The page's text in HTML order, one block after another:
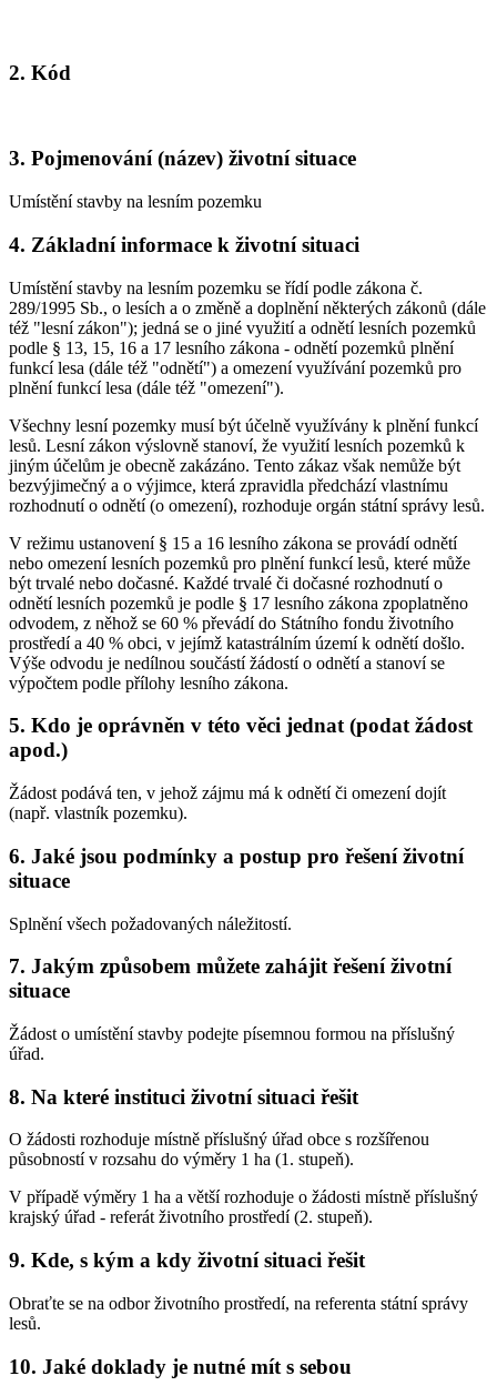
2. Kód
3. Pojmenování (název) životní situace
Umístění stavby na lesním pozemku
4. Základní informace k životní situaci
Umístění stavby na lesním pozemku se řídí podle zákona č.
289/1995 Sb., o lesích a o změně a doplnění některých zákonů (dále
též "lesní zákon"); jedná se o jiné využití a odnětí lesních pozemků
podle § 13, 15, 16 a 17 lesního zákona - odnětí pozemků plnění
funkcí lesa (dále též "odnětí") a omezení využívání pozemků pro
plnění funkcí lesa (dále též "omezení").
Všechny lesní pozemky musí být účelně využívány k plnění funkcí
lesů. Lesní zákon výslovně stanoví, že využití lesních pozemků k
jiným účelům je obecně zakázáno. Tento zákaz však nemůže být
bezvýjimečný a o výjimce, která zpravidla předchází vlastnímu
rozhodnutí o odnětí (o omezení), rozhoduje orgán státní správy lesů.
V režimu ustanovení § 15 a 16 lesního zákona se provádí odnětí
nebo omezení lesních pozemků pro plnění funkcí lesů, které může
být trvalé nebo dočasné. Každé trvalé či dočasné rozhodnutí o
odnětí lesních pozemků je podle § 17 lesního zákona zpoplatněno
odvodem, z něhož se 60 % převádí do Státního fondu životního
prostředí a 40 % obci, v jejímž katastrálním území k odnětí došlo.
Výše odvodu je nedílnou součástí žádostí o odnětí a stanoví se
výpočtem podle přílohy lesního zákona.
5. Kdo je oprávněn v této věci jednat (podat žádost
apod.)
Žádost podává ten, v jehož zájmu má k odnětí či omezení dojít
(např. vlastník pozemku).
6. Jaké jsou podmínky a postup pro řešení životní
situace
Splnění všech požadovaných náležitostí.
7. Jakým způsobem můžete zahájit řešení životní
situace
Žádost o umístění stavby podejte písemnou formou na příslušný
úřad.
8. Na které instituci životní situaci řešit
O žádosti rozhoduje místně příslušný úřad obce s rozšířenou
působností v rozsahu do výměry 1 ha (1. stupeň).
V případě výměry 1 ha a větší rozhoduje o žádosti místně příslušný
krajský úřad - referát životního prostředí (2. stupeň).
9. Kde, s kým a kdy životní situaci řešit
Obraťte se na odbor životního prostředí, na referenta státní správy
lesů.
10. Jaké doklady je nutné mít s sebou